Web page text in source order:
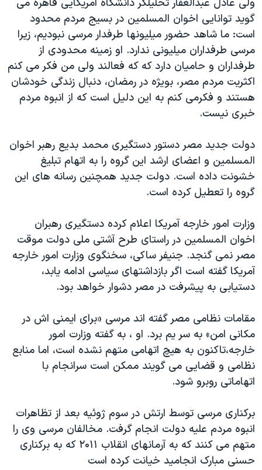
ولی عادل عبدالغفار تحلیلگر دانشگاه امریکایی قاهره می
گوید توانایی اخوان المسلمین در بسیج مردم محدود
است: ما شاهد حضور میلیونها طرفدار مرسی نبودیم، زیرا
مرسی طرفداران میلیونی ندارد. او زمینه محدودی از
طرفداران و حامیان دارد که که فعالند ولی من فکر می کنم
اکثریت مردم مصر، بویژه در رمضان، دنبال زندگی خودشان
هستند و فکرمی کنم به این دلیل است که از انبوه مردم
خبری نیست.
دولت جدید مصر دستور دستگیری محمد بدیع رهبر اخوان
المسلمین و اعضای ارشد این گروه را به اتهام تبلیغ
خشونت داده است. دولت جدید همچنین رسانه های این
گروه را تعطیل کرده است.
وزارت امور خارجه آمريکا اعلام کرده دستگیری رهبران
اخوان المسلمین در راستای طرح آشتی ملی دولت موقت
مصر نمی گنجد. جنیفر ساکی، سخنگوی وزارت امور خارجه
آمريکا گفته است اگر بازداشتهای سیاسی ادامه یابد،
دستيابی به پيشرفت در مصر دشوار خواهد بود.
مقامات نظامی مصر گفته اند مرسی «برای ایمنی اش در
مکانی امن» به سر یم برد. او ، به گفته وزارت امور
خارجه،تاکنون به هیچ اتهامی متهم نشده است، اما منابع
نظامی و قضایی می گویند ممکن است سرانجام با
اتهاماتی روبرو شود.
برکناری مرسی توسط ارتش در سوم ژوئیه بعد از تظاهرات
انبوه مردم علیه دولت انجام گرفت. مخالفان مرسی وی را
متهم می کنند که به آرمانهای انقلاب ۲۰۱۱ که به برکناری
حسنی مبارک انجامید خیانت کرده است